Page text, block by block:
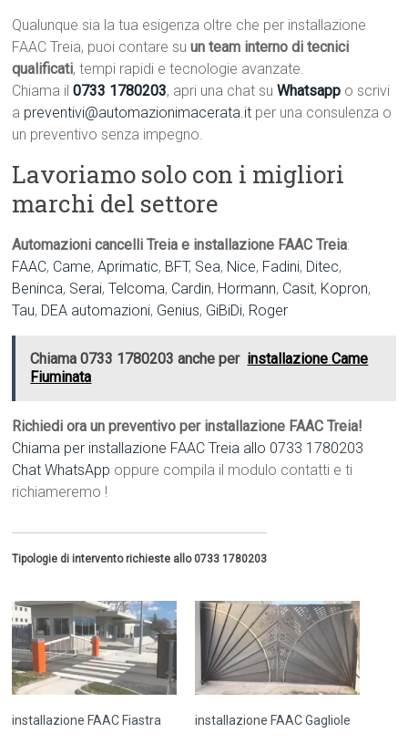
Qualunque sia la tua esigenza oltre che per installazione
FAAC Treia, puoi contare suun team interno di tecnici
qualificati, tempi rapidi e tecnologie avanzate.
Chiama il0733 1780203, apri una chat suWhatsapp o scrivi
a preventivi@automazionimacerata.it per una consulenza o
un preventivo senza impegno.
Lavoriamo solo con i migliori
marchi del settore
Automazioni cancelli Treia e installazione FAAC Treia:
FAAC, Came,Aprimatic, BFT, Sea, Nice, Fadini, Ditec,
Beninca, Serai,Telcoma, Cardin, Hormann, Casit, Kopron,
Tau, DEA automazioni, Genius, GiBiDi, Roger
Chiama 0733 1780203 anche per installazione Came
Fiuminata
Richiedi ora un preventivo per installazione FAAC Treia!
Chiama per installazione FAAC Treia allo 0733 1780203
Chat WhatsApp oppure compila il modulo contatti e ti
richiameremo !
Tipologie di intervento richieste allo 0733 1780203
installazione FAAC Fiastra installazione FAAC Gagliole